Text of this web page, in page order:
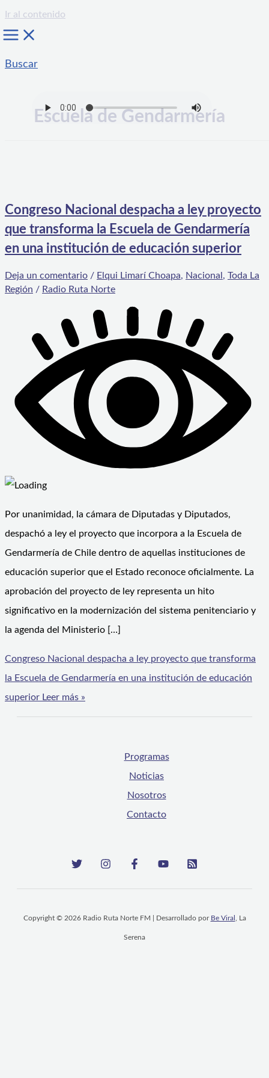
Ir al contenido
Buscar
Escuela de Gendarmería
Congreso Nacional despacha a ley proyecto
que transforma la Escuela de Gendarmería
en una institución de educación superior
Deja un comentario / Elqui Limarí Choapa, Nacional , Toda La
Región / Radio Ruta Norte
Por unanimidad, la cámara de Diputadas y Diputados,
despachó a ley el proyecto que incorpora a la Escuela de
Gendarmería de Chile dentro de aquellas instituciones de
educación superior que el Estado reconoce oficialmente. La
aprobación del proyecto de ley representa un hito
significativo en la modernización del sistema penitenciario y
la agenda del Ministerio […]
Congreso Nacional despacha a ley proyecto que transforma
la Escuela de Gendarmería en una institución de educación
superior Leer más »
Programas
Noticias
Nosotros
Contacto
Copyright © 2026 Radio Ruta Norte FM | Desarrollado por Be Viral , La
Serena